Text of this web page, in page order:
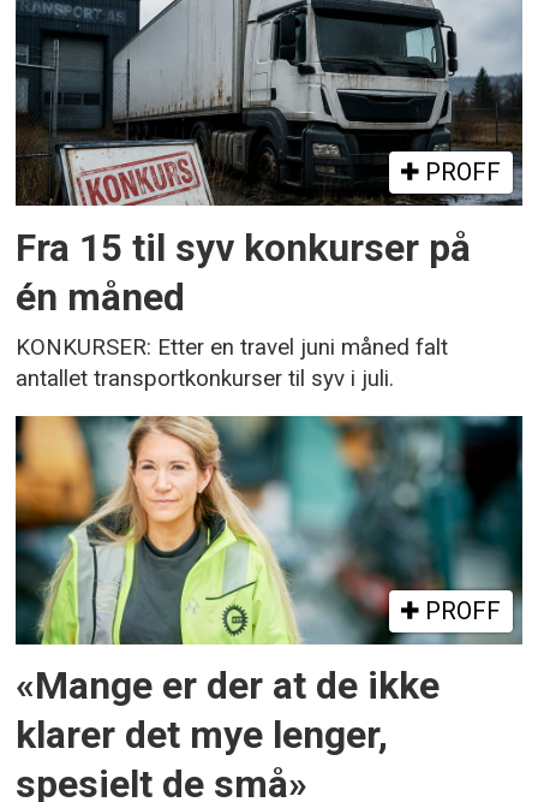
PROFF
Fra 15 til syv konkurser på
én måned
KONKURSER: Etter en travel juni måned falt
antallet transportkonkurser til syv i juli.
PROFF
«Mange er der at de ikke
klarer det mye lenger,
spesielt de små»